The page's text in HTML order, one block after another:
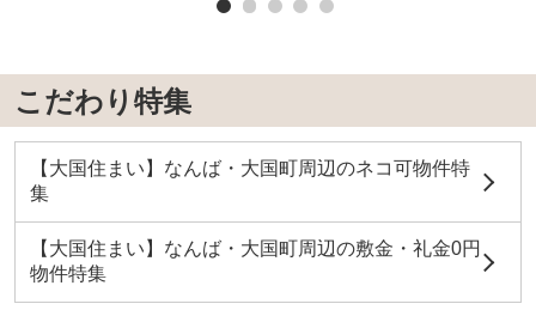
こだわり特集
【大国住まい】なんば・大国町周辺のネコ可物件特
集
【大国住まい】なんば・大国町周辺の敷金・礼金0円
物件特集